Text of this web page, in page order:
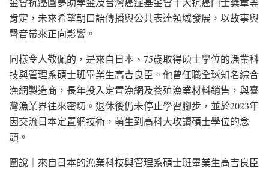
肯定，未來希望朝口語傳播與公共表達領域發展，以故事與
聲音帶來正向影響。
同樣令人敬佩的，是來自日本、75歲取得碩士學位的漁業科
技與管理系碩士班畢業生高吉良臣。他曾任職全球知名綜合
漁網製造商，長年投入定置漁網及養殖漁業材料銷售，與臺
灣漁業界往來密切。退休後仍未停止學習腳步，並於2023年
因交流日本定置網技術，萌生到高科大攻讀碩士學位的念
頭。
圖說｜來自日本的漁業科技與管理系碩士班畢業生高吉良臣